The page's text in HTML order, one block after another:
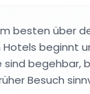
besten über
beginnt
begehbar,
Besuch